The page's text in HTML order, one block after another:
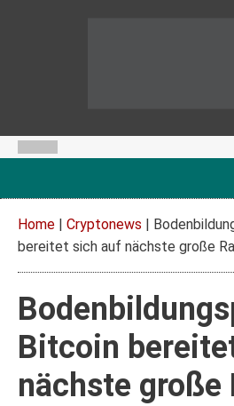
Home | Cryptonews |
bereitet sich auf nächste große
Bitcoin
nächste große